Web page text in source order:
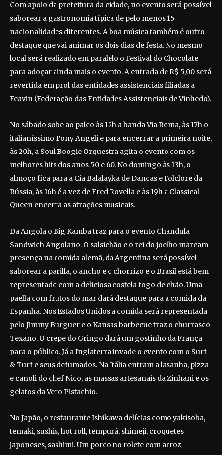
Com apoio da prefeitura da cidade, no evento será possível
saborear a gastronomia típica de pelo menos 15
nacionalidades diferentes. A boa música também é outro
destaque que vai animar os dois dias de festa. No mesmo
local será realizado em paralelo o Festival do Chocolate
para adoçar ainda mais o evento. A entrada de R$ 5,00 será
revertida em prol das entidades assistenciais filiadas a
Feavin (Federação das Entidades Assistenciais de Vinhedo).
No sábado sobe ao palco às 12h a banda Via Roma, às 17h o
italianíssimo Tony Angeli e para encerrar a primeira noite,
às 20h, a Soul Boogie Orquestra agita o evento com os
melhores hits dos anos 50 e 60. No domingo às 13h, o
almoço fica para a Cia Balalayka de Danças e Folclore da
Rússia, às 16h é a vez de Fred Rovella e às 19h a Classical
Queen encerra as atrações musicais.
Da Angola o Big Kamba traz para o evento Chandula
Sandwich Angolano. O salsichão e o rei do joelho marcam
presença na comida alemã, da Argentina será possível
saborear a parilla, o ancho e o chorrizo e o Brasil está bem
representado com a deliciosa costela fogo de chão. Uma
paella com frutos do mar dará destaque para a comida da
Espanha. Nos Estados Unidos a comida será representada
pelo Jimmy Burguer e o Kansas barbecue traz o churrasco
Texano. O crepe do Gringo dará um gostinho da França
para o público. Já a Inglaterra invade o evento com o Surf
& Turf e seus defumados. Na Itália entram a lasanha, pizza
e canoli do chef Nico, as massas artesanais da Zinhani e os
gelatos da Vero Pistachio.
No Japão, o restaurante Ishikawa delícias como yakisoba,
temaki, sushis, hot roll, tempurá, shimeji, croquetes
japoneses, sashimi. Um porco no rolete com arroz